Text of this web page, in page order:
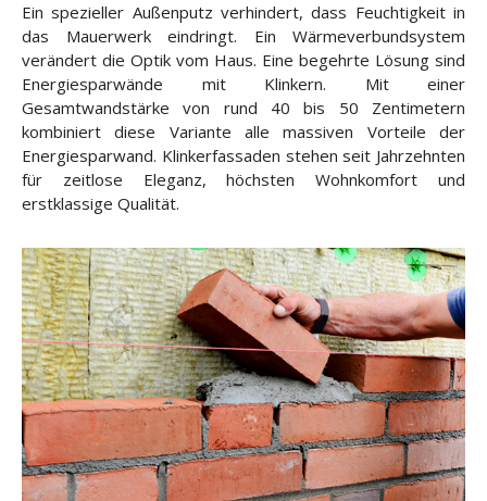
Ein spezieller Außenputz verhindert, dass Feuchtigkeit in
das Mauerwerk eindringt. Ein Wärmeverbundsystem
verändert die Optik vom Haus. Eine begehrte Lösung sind
Energiesparwände mit Klinkern. Mit einer
Gesamtwandstärke von rund 40 bis 50 Zentimetern
kombiniert diese Variante alle massiven Vorteile der
Energiesparwand. Klinkerfassaden stehen seit Jahrzehnten
für zeitlose Eleganz, höchsten Wohnkomfort und
erstklassige Qualität.